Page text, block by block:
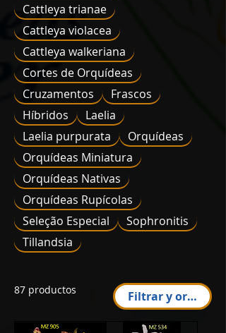
Cattleya trianae
Cattleya violacea
Cattleya walkeriana
Cortes de Orquídeas
Cruzamentos
Frascos
Híbridos
Laelia
Laelia purpurata
Orquídeas
Orquídeas Miniatura
Orquídeas Nativas
Orquídeas Rupícolas
Seleção Especial
Sophronitis
Tillandsia
87 productos Filtrar y ordenar